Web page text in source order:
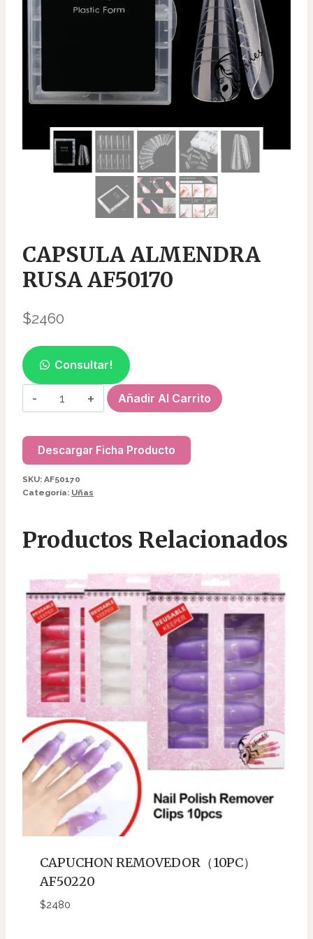
CAPSULA ALMENDRA
RUSA AF50170
$2460
Consultar!
CAPSULA
ALMENDRA
AF50170
cantidad
Añadir Al Carrito
Descargar Ficha Producto
SKU: AF50170
Categoría: Uñas
Productos Relacionados
CAPUCHON REMOVEDOR（10PC）
AF50220
$2480